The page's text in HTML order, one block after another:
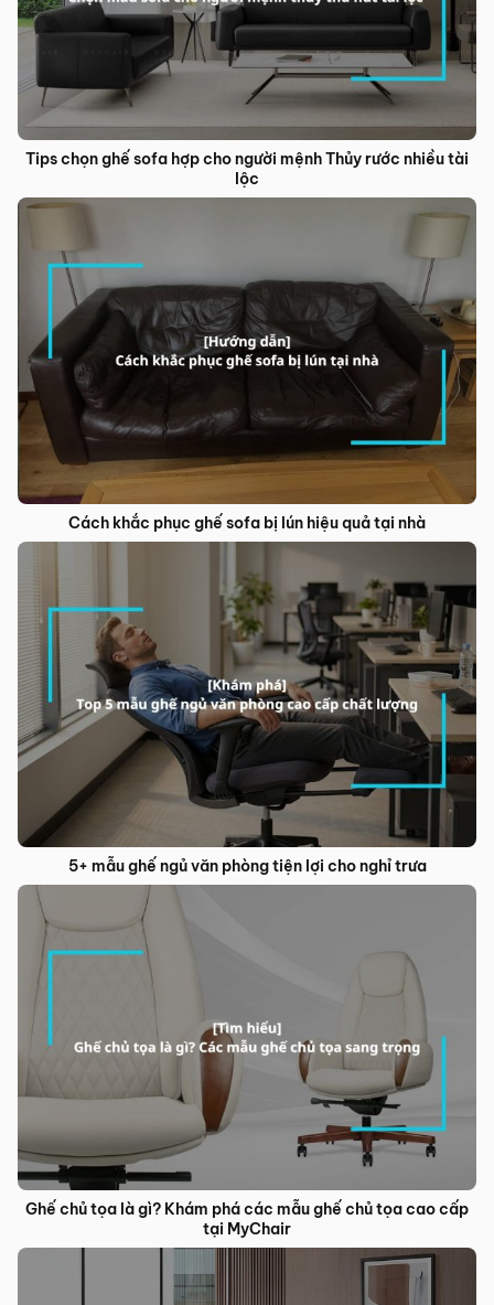
Tips chọn ghế sofa hợp cho người mệnh Thủy rước nhiều tài
lộc
Cách khắc phục ghế sofa bị lún hiệu quả tại nhà
5+ mẫu ghế ngủ văn phòng tiện lợi cho nghỉ trưa
Ghế chủ tọa là gì? Khám phá các mẫu ghế chủ tọa cao cấp
tại MyChair